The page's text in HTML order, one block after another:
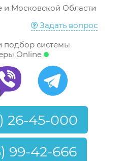
и Московской Области
Задать вопрос
подбор системы
Online
26-45-000
99-42-666